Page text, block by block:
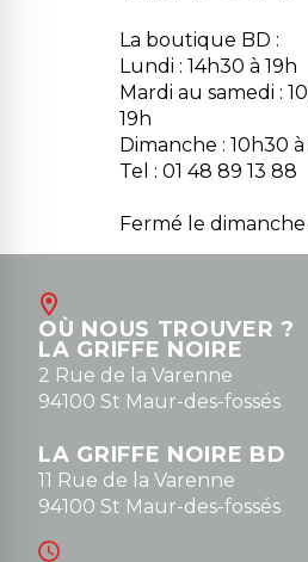
La boutique BD :
Lundi : 14h30 à 19h
Mardi au samedi :
19h
Dimanche : 10h30 à
Tel : 01 48 89 13 88
Fermé le
Août
contact@la-griffe-
0148836747
OÙ NOUS TROUVER ?
LA GRIFFE NOIRE
2 Rue de la Varenne
94100 St Maur-des-fossés
LA GRIFFE NOIRE BD
11 Rue de la Varenne
94100 St Maur-des-fossés